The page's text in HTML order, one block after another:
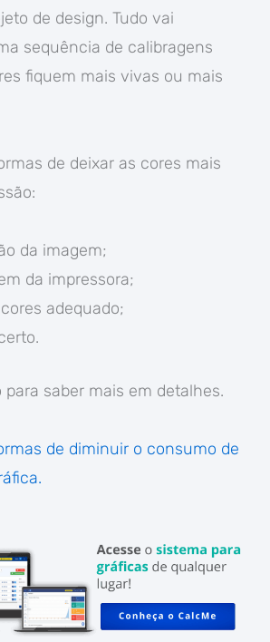
de design. Tudo vai
sequência de calibragens
fiquem mais vivas ou mais
de deixar as cores mais
da imagem;
da impressora;
adequado;
saber mais em detalhes.
de diminuir o consumo de